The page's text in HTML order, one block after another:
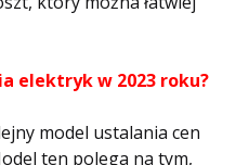
elektryk w 2023 roku?
model ustalania cen
ten polega na tym,